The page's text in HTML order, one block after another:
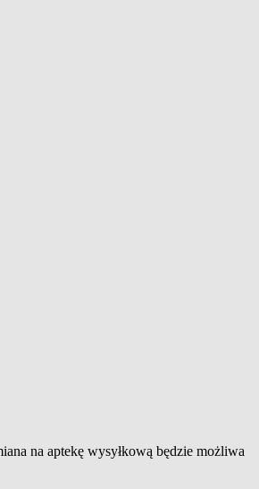
na aptekę wysyłkową będzie możliwa